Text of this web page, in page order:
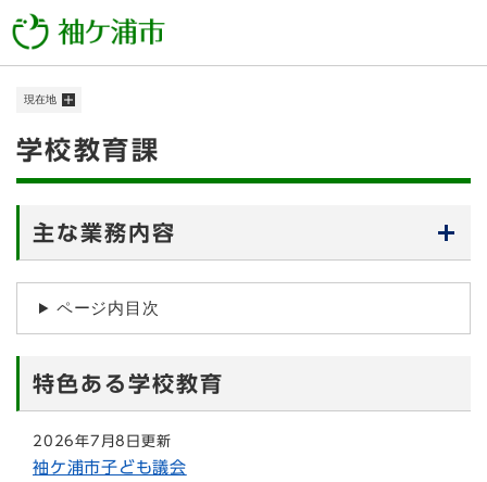
ー
メニューを飛ばして本文へ
現在地
本
学校教育課
主な業務内容
ページ内目次
特色ある学校教育
2026年7月8日更新
袖ケ浦市子ども議会